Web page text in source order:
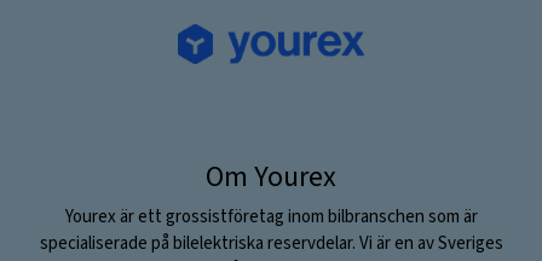
Om Yourex
Yourex är ett grossistföretag inom bilbranschen som är
specialiserade på bilelektriska reservdelar. Vi är en av Sveriges